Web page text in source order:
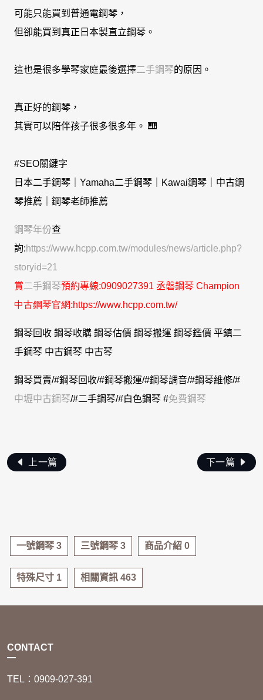
可能只能買到普通電鋼琴，
但卻能買到真正日本製直立鋼琴。
這也是很多學琴家庭最後選擇二手鋼琴的原因。
真正好的鋼琴，
其實可以陪伴孩子很多很多年。 🎹
#SEO關鍵字
日本二手鋼琴｜Yamaha二手鋼琴｜Kawai鋼琴｜中古鋼
琴推薦｜鋼琴老師推薦
鋼琴年份查
詢:https://www.hcpp.com.tw/modules/news/article.php?
storyid=21
賞二手鋼琴預約專線:0909027391 丞磐鋼琴 Champion
中古鋼琴官網:https://www.hcpp.com.tw/
鋼琴回收 鋼琴收購 鋼琴估價 鋼琴搬運 鋼琴鑑價 平鎮二
手鋼琴 中古鋼琴 中古琴
鋼琴買賣/#鋼琴回收/#鋼琴搬運/#鋼琴調音/#鋼琴維修/#
中壢中古鋼琴/#二手鋼琴/#白色鋼琴 #免費鋼琴
上一篇 下一篇
一號鋼琴 3 三號鋼琴 3 商品介紹 0
特殊尺寸 1 相關資訊 463
CONTACT
TEL：0909-027-391